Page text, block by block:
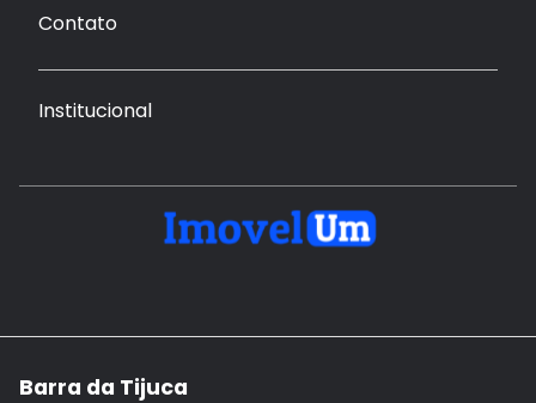
Contato
Institucional
Barra da Tijuca